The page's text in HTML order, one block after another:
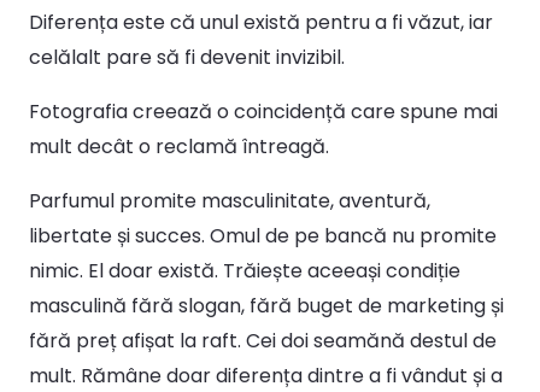
Diferența este că unul există pentru a fi văzut, iar
celălalt pare să fi devenit invizibil.
Fotografia creează o coincidență care spune mai
mult decât o reclamă întreagă.
Parfumul promite masculinitate, aventură,
libertate și succes. Omul de pe bancă nu promite
nimic. El doar există. Trăiește aceeași condiție
masculină fără slogan, fără buget de marketing și
fără preț afișat la raft. Cei doi seamănă destul de
mult. Rămâne doar diferența dintre a fi vândut și a